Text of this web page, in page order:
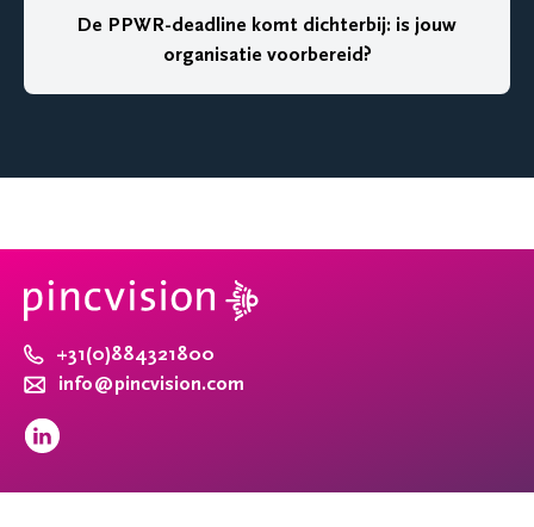
De PPWR-deadline komt dichterbij: is jouw
organisatie voorbereid?
+31(0)884321800
info@pincvision.com